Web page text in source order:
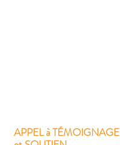
APPEL à TÉMOIGNAGE